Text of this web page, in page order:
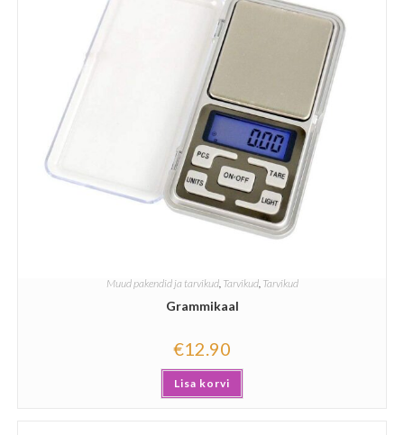
Muud pakendid ja tarvikud, Tarvikud, Tarvikud
Grammikaal
€12.90
Lisa korvi